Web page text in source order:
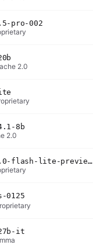
pro-002
2.0
8b
2.0
gemini-2.0-flash-lite-preview-02-05
0125
27b-it